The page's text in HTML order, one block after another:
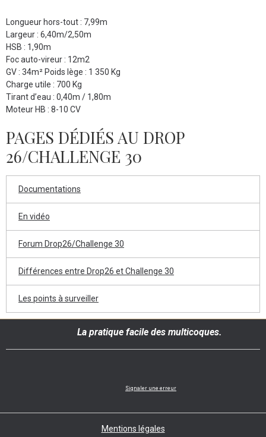
Longueur hors-tout : 7,99m
Largeur : 6,40m/2,50m
HSB : 1,90m
Foc auto-vireur : 12m2
GV : 34m² Poids lège : 1 350 Kg
Charge utile : 700 Kg
Tirant d’eau : 0,40m / 1,80m
Moteur HB : 8-10 CV
PAGES DÉDIÉS AU DROP
26/CHALLENGE 30
Documentations
En vidéo
Forum Drop26/Challenge 30
Différences entre Drop26 et Challenge 30
Les points à surveiller
La pratique facile des multicoques.
Signaler une erreur
Mentions légales